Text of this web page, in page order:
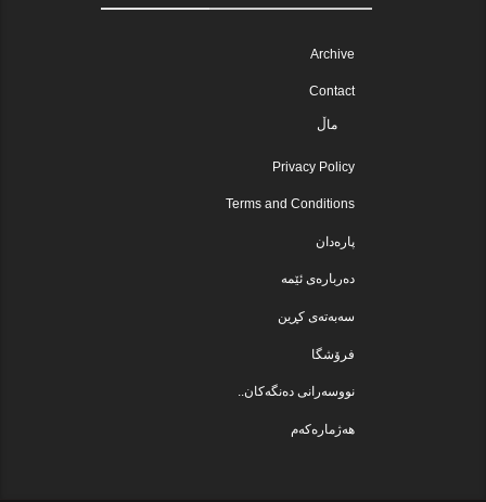
Archive
Contact
ماڵ
Privacy Policy
Terms and Conditions
پارەدان
دەربارەی ئێمە
سەبەتەی کڕین
فرۆشگا
نووسەرانی دەنگەکان..
هەژمارەکەم